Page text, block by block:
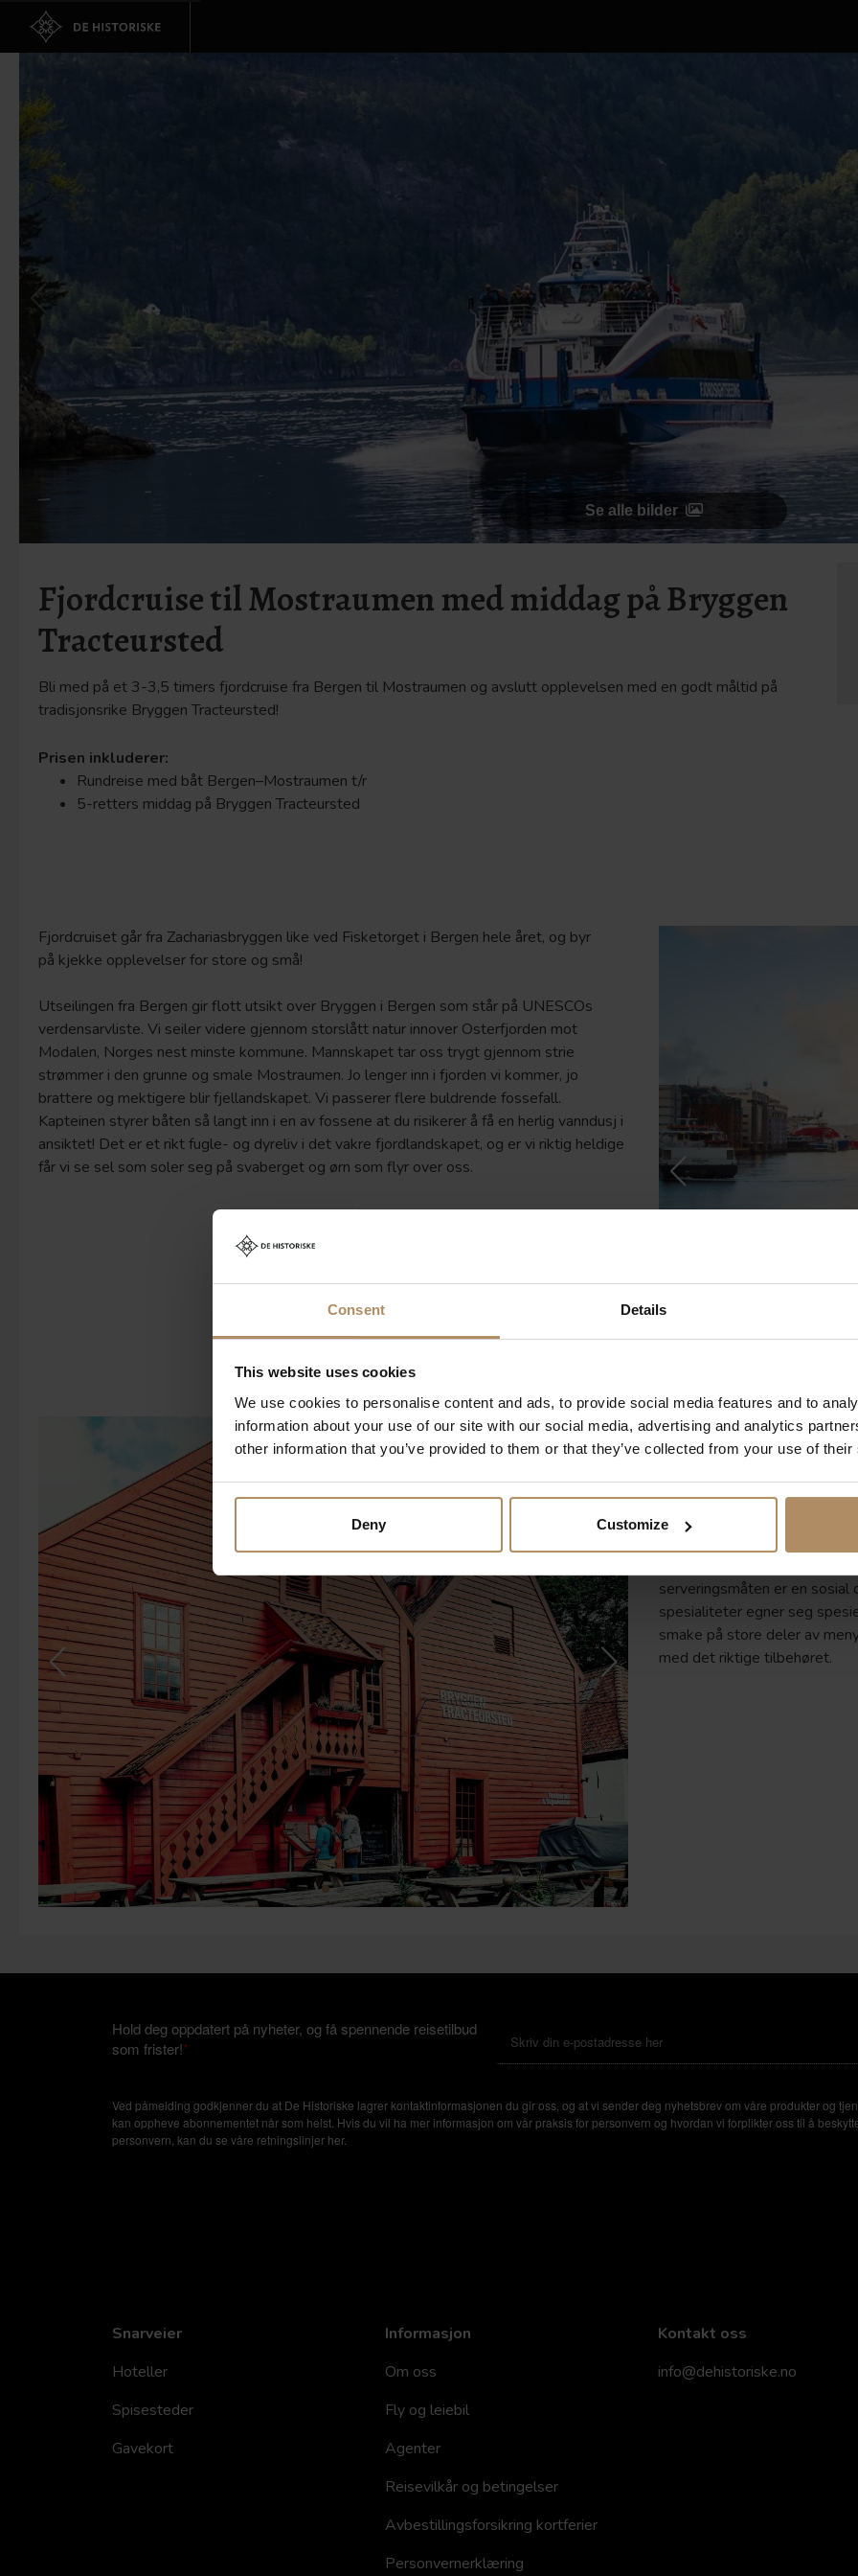
Consent Details
This website uses cookies
We use cookies to personalise content and ads, to provide social media features and to
information about your use of our site with our social media, advertising and analytics
other information that you’ve provided to them or that they’ve collected from your use of
Deny Customize
Se alle bilder
Fjordcruise til Mostraumen med middag på Bryggen
Tracteursted
Bli med på et 3-3,5 timers fjordcruise fra Bergen til Mostraumen og avslutt opplevelsen med en godt måltid på
tradisjonsrike Bryggen Tracteursted!
Prisen inkluderer:
Rundreise med båt Bergen–Mostraumen t/r
5-retters middag på Bryggen Tracteursted
Fjordcruiset går fra Zachariasbryggen like ved Fisketorget i Bergen hele året, og byr
på kjekke opplevelser for store og små!
Utseilingen fra Bergen gir flott utsikt over Bryggen i Bergen som står på UNESCOs
verdensarvliste. Vi seiler videre gjennom storslått natur innover Osterfjorden mot
Modalen, Norges nest minste kommune. Mannskapet tar oss trygt gjennom strie
strømmer i den grunne og smale Mostraumen. Jo lenger inn i fjorden vi kommer, jo
brattere og mektigere blir fjellandskapet. Vi passerer flere buldrende fossefall.
Kapteinen styrer båten så langt inn i en av fossene at du risikerer å få en herlig vanndusj i
ansiktet! Det er et rikt fugle- og dyreliv i det vakre fjordlandskapet, og er vi riktig heldige
får vi se sel som soler seg på svaberget og ørn som flyr over oss.
Tilbake på land er veien
settes stemningen for en
en 5-retters smaksmeny med
Små delikate retter med
serveringsmåten er en
spesialiteter egner seg
smake på store deler av
med det riktige tilbehøret.
Hold deg oppdatert på nyheter, og få spennende reisetilbud
som frister!*
Ved påmelding godkjenner du at De Historiske lagrer kontaktinformasjonen du gir oss, og at vi sender deg nyhetsbrev om våre produkter og
kan oppheve abonnementet når som helst. Hvis du vil ha mer informasjon om vår praksis for personvern og hvordan vi forplikter oss til å
personvern, kan du se våre retningslinjer her.
Snarveier
Hoteller
Spisesteder
Gavekort
Informasjon
Om oss
Fly og leiebil
Agenter
Reisevilkår og betingelser
Avbestillingsforsikring kortferier
Personvernerklæring
Kontakt oss
info@dehistoriske.no